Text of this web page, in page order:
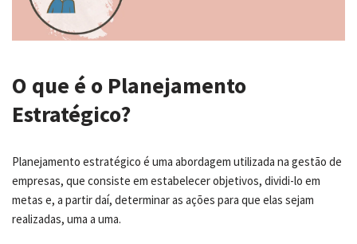
O que é o Planejamento
Estratégico?
Planejamento estratégico é uma abordagem utilizada na gestão de
empresas, que consiste em estabelecer objetivos, dividi-lo em
metas e, a partir daí, determinar as ações para que elas sejam
realizadas, uma a uma.